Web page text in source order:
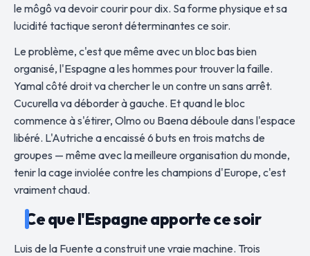
le môgô va devoir courir pour dix. Sa forme physique et sa
lucidité tactique seront déterminantes ce soir.
Le problème, c'est que même avec un bloc bas bien
organisé, l'Espagne a les hommes pour trouver la faille.
Yamal côté droit va chercher le un contre un sans arrêt.
Cucurella va déborder à gauche. Et quand le bloc
commence à s'étirer, Olmo ou Baena déboule dans l'espace
libéré. L'Autriche a encaissé 6 buts en trois matchs de
groupes — même avec la meilleure organisation du monde,
tenir la cage inviolée contre les champions d'Europe, c'est
vraiment chaud.
Ce que l'Espagne apporte ce soir
Luis de la Fuente a construit une vraie machine. Trois